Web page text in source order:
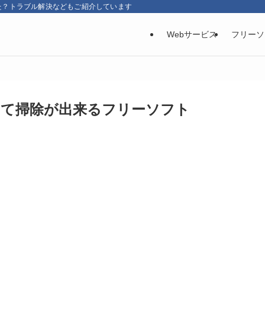
トラブル解決などもご紹介しています
Webサービス フリー
掃除が出来るフリーソフト